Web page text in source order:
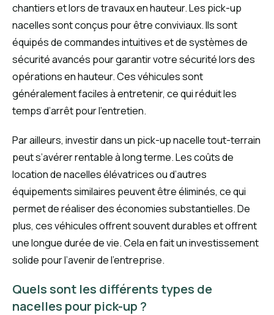
chantiers et lors de travaux en hauteur. Les pick-up
nacelles sont conçus pour être conviviaux. Ils sont
équipés de commandes intuitives et de systèmes de
sécurité avancés pour garantir votre sécurité lors des
opérations en hauteur. Ces véhicules sont
généralement faciles à entretenir, ce qui réduit les
temps d’arrêt pour l’entretien.
Par ailleurs, investir dans un pick-up nacelle tout-terrain
peut s’avérer rentable à long terme. Les coûts de
location de nacelles élévatrices ou d’autres
équipements similaires peuvent être éliminés, ce qui
permet de réaliser des économies substantielles. De
plus, ces véhicules offrent souvent durables et offrent
une longue durée de vie. Cela en fait un investissement
solide pour l’avenir de l’entreprise.
Quels sont les différents types de
nacelles pour pick-up ?